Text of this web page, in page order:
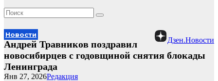
Дзен.Новости
Новости
Андрей Травников поздравил
новосибирцев с годовщиной снятия блокады
Ленинграда
Редакция
Янв 27, 2026